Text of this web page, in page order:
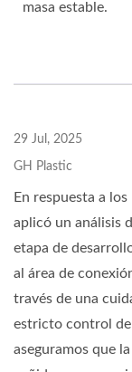
masa estable.
29 Jul, 2025
GH Plastic
En respuesta a
aplicó un análisis
etapa de
al área de
través de una
estricto control
aseguramos que